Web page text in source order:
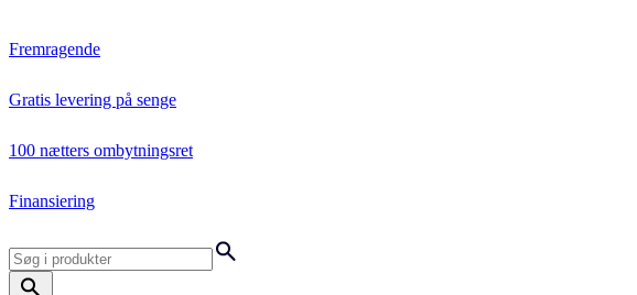
Fremragende
Gratis levering på senge
100 nætters ombytningsret
Finansiering